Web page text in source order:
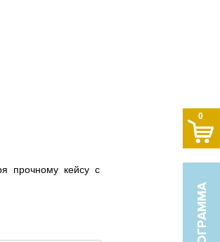
прочному кейсу с
0